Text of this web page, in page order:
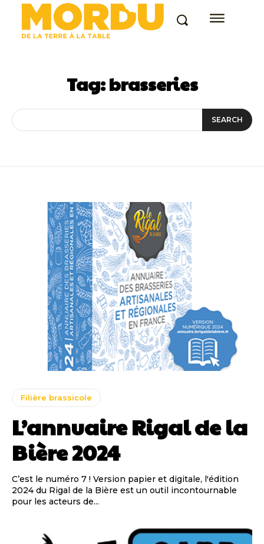
Tag:brasseries
SEARCH
Filière brassicole
L’annuaire Rigal de la
Bière 2024
C’est le numéro 7 ! Version papier et digitale, l'édition
2024 du Rigal de la Bière est un outil incontournable
pour les acteurs de...